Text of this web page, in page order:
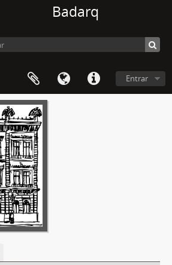
Badarq
Entrar